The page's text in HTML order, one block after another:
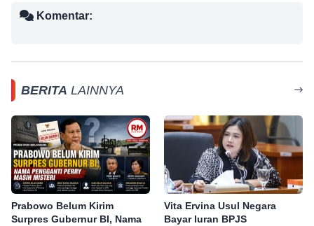
Komentar:
BERITA LAINNYA
Prabowo Belum Kirim
Surpres Gubernur BI, Nama
Vita Ervina Usul Negara
Bayar Iuran BPJS